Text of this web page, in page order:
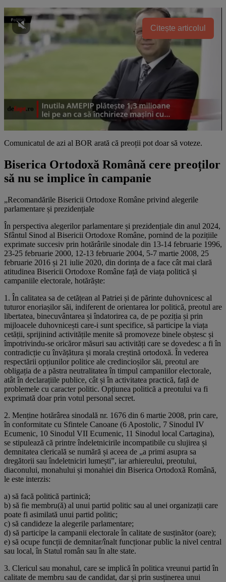
Citește articolul
Comunicatul de azi al BOR arată că preoții pot doar să voteze.
Biserica Ortodoxă Română cere preoților
să nu se implice în campanie
„Recomandările Bisericii Ortodoxe Române privind alegerile
parlamentare și prezidențiale
În perspectiva alegerilor parlamentare și prezidențiale din anul 2024,
Sfântul Sinod al Bisericii Ortodoxe Române, pornind de la pozițiile
exprimate succesiv prin hotărârile sinodale din 13-14 februarie 1996,
23-25 februarie 2000, 12-13 februarie 2004, 5-7 martie 2008, 25
februarie 2016 și 21 iulie 2020, din dorința de a face cât mai clară
atitudinea Bisericii Ortodoxe Române față de viața politică și
campaniile electorale, hotărăște:
1. În calitatea sa de cetățean al Patriei și de părinte duhovnicesc al
tuturor enoriașilor săi, indiferent de orientarea lor politică, preotul are
libertatea, binecuvântarea și îndatorirea ca, de pe poziția și prin
mijloacele duhovnicești care-i sunt specifice, să participe la viața
cetății, sprijinind activitățile menite să promoveze binele obștesc și
împotrivindu-se oricăror măsuri sau activități care se dovedesc a fi în
contradicție cu învățătura și morala creștină ortodoxă. În vederea
respectării opțiunilor politice ale credincioșilor săi, preotul are
obligația de a păstra neutralitatea în timpul campaniilor electorale,
atât în declarațiile publice, cât și în activitatea practică, față de
problemele cu caracter politic. Opțiunea politică a preotului va fi
exprimată doar prin votul personal secret.
2. Menține hotărârea sinodală nr. 1676 din 6 martie 2008, prin care,
în conformitate cu Sfintele Canoane (6 Apostolic, 7 Sinodul IV
Ecumenic, 10 Sinodul VII Ecumenic, 11 Sinodul local Cartagina),
se stipulează că printre îndeletnicirile incompatibile cu slujirea și
demnitatea clericală se numără și aceea de „a primi asupra sa
dregătorii sau îndeletniciri lumești”, iar arhiereului, preotului,
diaconului, monahului și monahiei din Biserica Ortodoxă Română,
le este interzis:
a) să facă politică partinică;
b) să fie membru(ă) al unui partid politic sau al unei organizații care
poate fi asimilată unui partid politic;
c) să candideze la alegerile parlamentare;
d) să participe la campanii electorale în calitate de susținător (oare);
e) să ocupe funcții de demnitar/înalt funcționar public la nivel central
sau local, în Statul român sau în alte state.
3. Clericul sau monahul, care se implică în politica vreunui partid în
calitate de membru sau de candidat, dar și prin susținerea unui